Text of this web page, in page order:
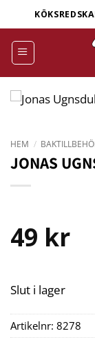
to
content
HEM /
JONAS
49 kr
Slut i lager
Artikelnr: 8278